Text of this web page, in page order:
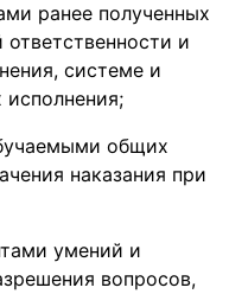
ранее полученных
и
системе и
исполнения;
общих
наказания при
умений и
вопросов,